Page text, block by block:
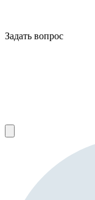
Задать вопрос